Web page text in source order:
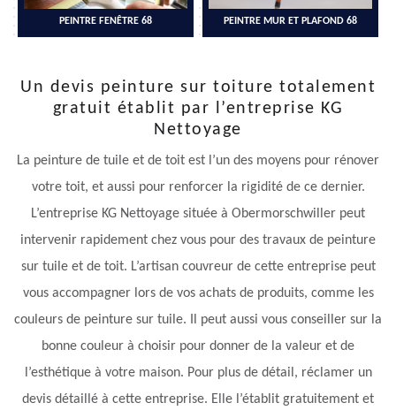
PEINTRE FENÊTRE 68 PEINTRE MUR ET PLAFOND 68
Un devis peinture sur toiture totalement
gratuit établit par l’entreprise KG
Nettoyage
La peinture de tuile et de toit est l’un des moyens pour rénover
votre toit, et aussi pour renforcer la rigidité de ce dernier.
L’entreprise KG Nettoyage située à Obermorschwiller peut
intervenir rapidement chez vous pour des travaux de peinture
sur tuile et de toit. L’artisan couvreur de cette entreprise peut
vous accompagner lors de vos achats de produits, comme les
couleurs de peinture sur tuile. Il peut aussi vous conseiller sur la
bonne couleur à choisir pour donner de la valeur et de
l’esthétique à votre maison. Pour plus de détail, réclamer un
devis détaillé à cette entreprise. Elle l’établit gratuitement et